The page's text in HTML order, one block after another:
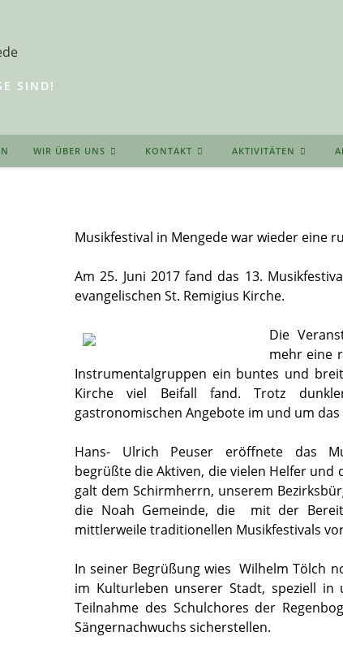
SIND!
WIR ÜBER UNS KONTAKT AKTIVITÄTEN
Musikfestival in Mengede war wieder eine
Am 25. Juni 2017 fand das 13.
evangelischen St. Remigius Kirche.
Die
mehr eine
Instrumentalgruppen ein buntes und
Kirche viel Beifall fand. Trotz
gastronomischen Angebote im und um
Hans- Ulrich Peuser eröffnete das
begrüßte die Aktiven, die vielen Helfer
galt dem Schirmherrn, unserem
die Noah Gemeinde, die mit der
mittlerweile traditionellen Musikfestivals
In seiner Begrüßung wies Wilhelm Tölch
im Kulturleben unserer Stadt, speziell
Teilnahme des Schulchores der
Sängernachwuchs sicherstellen.